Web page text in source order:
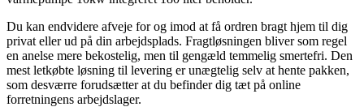
Du kan endvidere afveje for og imod at få ordren bragt hjem til dig
privat eller ud på din arbejdsplads. Fragtløsningen bliver som regel
en anelse mere bekostelig, men til gengæld temmelig smertefri. Den
mest letkøbte løsning til levering er unægtelig selv at hente pakken,
som desværre forudsætter at du befinder dig tæt på online
forretningens arbejdslager.